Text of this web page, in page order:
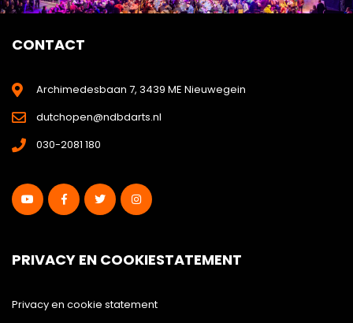
CONTACT
Archimedesbaan 7, 3439 ME Nieuwegein
dutchopen@ndbdarts.nl
030-2081 180
PRIVACY EN COOKIESTATEMENT
Privacy en cookie statement